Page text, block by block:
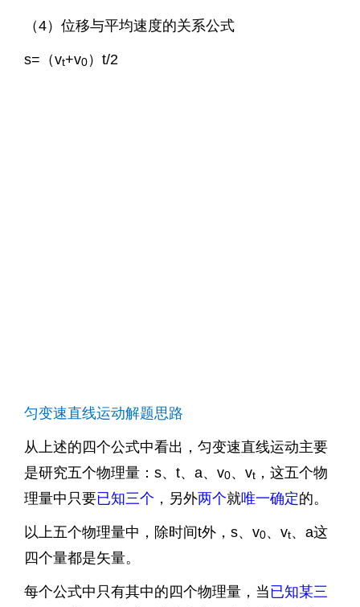
（4）位移与平均速度的关系公式
s=（vt+v0）t/2
匀变速直线运动解题思路
从上述的四个公式中看出，匀变速直线运动主要
是研究五个物理量：s、t、a、v0、vt ，这五个物
理量中只要已知三个 ，另外两个就唯一确定的。
以上五个物理量中，除时间t外，s、v0、vt、a这
四个量都是矢量。
每个公式中只有其中的四个物理量，当已知某三